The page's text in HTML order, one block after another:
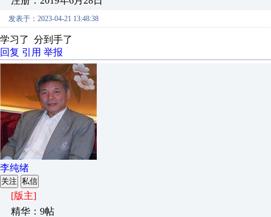
发表于：2023-04-21 13:48:38
学习了 分到手了
回复 引用 举报
李纯绪
关注 私信
[版主]
精华：9帖